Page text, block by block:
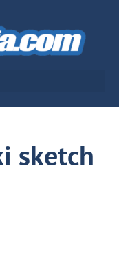
sketch